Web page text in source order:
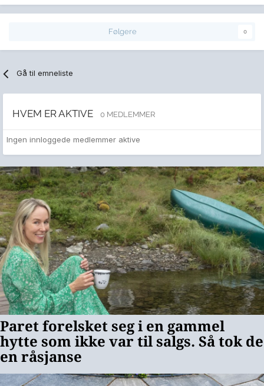
Følgere 0
Gå til emneliste
HVEM ER AKTIVE 0 MEDLEMMER
Ingen innloggede medlemmer aktive